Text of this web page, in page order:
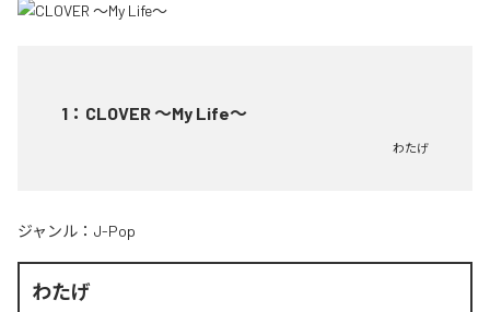
1 ： CLOVER ～My Life～
わたげ
ジャンル： J-Pop
わたげ